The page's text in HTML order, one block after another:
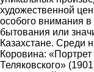
художественной
особого внимания в
бытования или
Казахстане. Среди
Коровина:
Теляковского»